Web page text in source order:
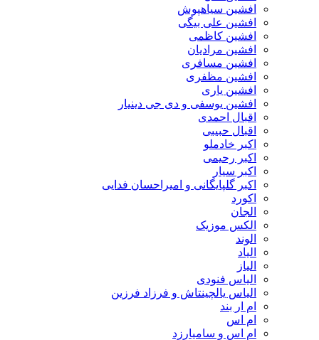
افشین سیاهپوش
افشین علی بیگی
افشین کاظمی
افشین مرادیان
افشین مسافری
افشین مظفری
افشین یاری
افشین یوسفی و دی جی دینیار
اقبال احمدی
اقبال حبیبی
اکبر خادملو
اکبر رحیمی
اکبر سیار
اکبر گلپایگانی و امیراحسان فدایی
اکورد
الجان
الکس موزیک
الوند
الیاد
الیاز
الیاس فنودی
الیاس یالچینتاش و فرزاد فرزین
ام‌ ار بند
ام اس
ام اس و سامیارزد